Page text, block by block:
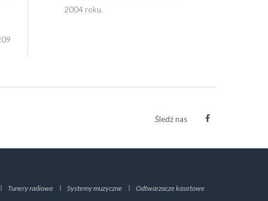
2004 roku.
Śledź nas
Tunery radiowe Systemy muzyczne Odtwarzacze kasetowe